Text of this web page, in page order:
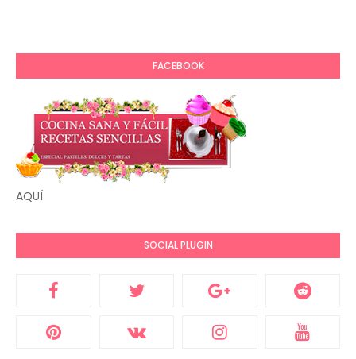
FACEBOOK
AQUÍ
SOCIAL PLUGIN